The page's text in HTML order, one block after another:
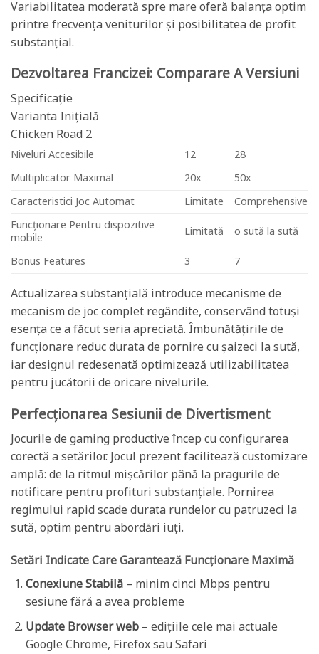
Variabilitatea moderată spre mare oferă balanța optim
printre frecvența veniturilor și posibilitatea de profit
substanțial.
Dezvoltarea Francizei: Comparare A Versiuni
Specificație
Varianta Inițială
Chicken Road 2
Niveluri Accesibile 12
28
Multiplicator Maximal
20x
50x
Caracteristici Joc Automat
Limitate
Comprehensive
Funcționare Pentru dispozitive
mobile
Limitată
o sută la sută
Bonus Features
3 7
Actualizarea substanțială introduce mecanisme de
mecanism de joc complet regândite, conservând totuși
esența ce a făcut seria apreciată. Îmbunătățirile de
funcționare reduc durata de pornire cu șaizeci la sută,
iar designul redesenată optimizează utilizabilitatea
pentru jucătorii de oricare nivelurile.
Perfecționarea Sesiunii de Divertisment
Jocurile de gaming productive încep cu configurarea
corectă a setărilor. Jocul prezent facilitează customizare
amplă: de la ritmul mișcărilor până la pragurile de
notificare pentru profituri substanțiale. Pornirea
regimului rapid scade durata rundelor cu patruzeci la
sută, optim pentru abordări iuți.
Setări Indicate Care Garantează Funcționare Maximă
Conexiune Stabilă– minim cinci Mbps pentru
sesiune fără a avea probleme
Update Browser web– edițiile cele mai actuale
Google Chrome, Firefox sau Safari